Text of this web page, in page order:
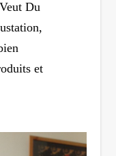
Du
et